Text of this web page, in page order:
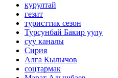
курултай
гезит
туристтик сезон
Турсунбай Бакир уулу
суу каналы
​​​​​​​Сирия
Алга Кылычов
соцтармак